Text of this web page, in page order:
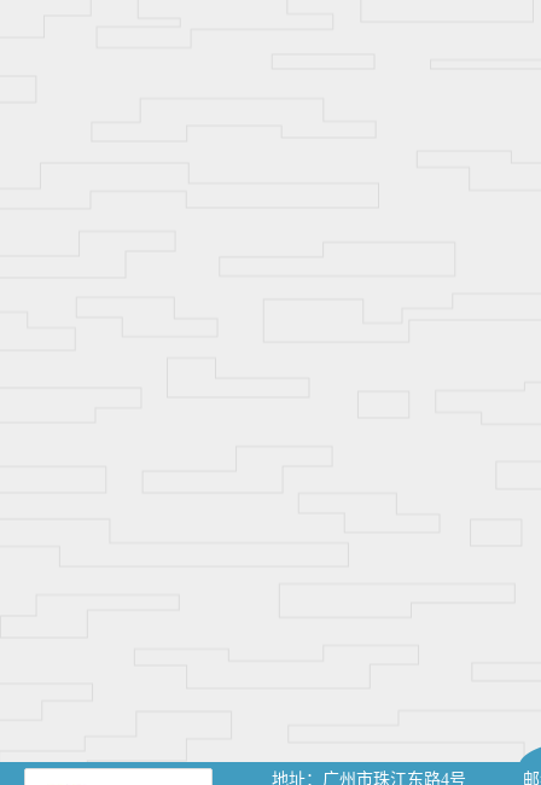
地址： 广州市珠江东路4号